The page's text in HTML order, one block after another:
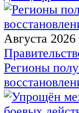
Августа 2026
Регионы